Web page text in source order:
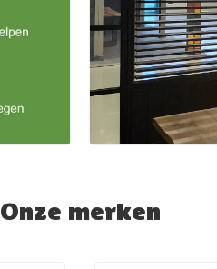
Onze merken